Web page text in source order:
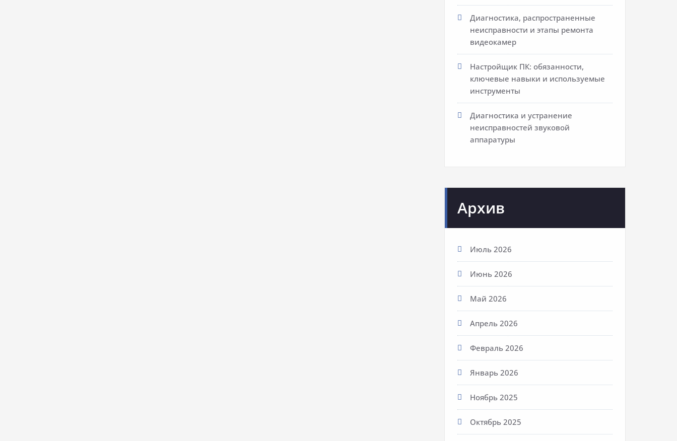
Диагностика, распространенные
неисправности и этапы ремонта
видеокамер
Настройщик ПК: обязанности,
ключевые навыки и используемые
инструменты
Диагностика и устранение
неисправностей звуковой
аппаратуры
Архив
Июль 2026
Июнь 2026
Май 2026
Апрель 2026
Февраль 2026
Январь 2026
Ноябрь 2025
Октябрь 2025